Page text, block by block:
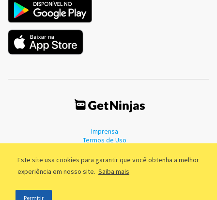
Este site usa cookies para garantir que você obtenha a melhor
experiência em nosso site. Saiba mais
Permitir
Imprensa
Termos de Uso
©2011 - 2026, GetNinjas LTDA. CNPJ 55.744.877/0001-89 - Rua Dr.